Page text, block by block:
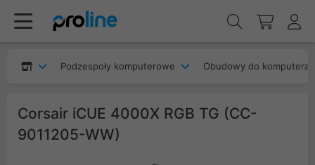
Podzespoły komputerowe Obudowy do komputera
Corsair iCUE 4000X RGB TG (CC-
9011205-WW)